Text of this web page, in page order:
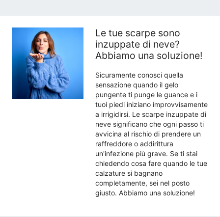
Le tue scarpe sono
inzuppate di neve?
Abbiamo una soluzione!
Sicuramente conosci quella
sensazione quando il gelo
pungente ti punge le guance e i
tuoi piedi iniziano improvvisamente
a irrigidirsi. Le scarpe inzuppate di
neve significano che ogni passo ti
avvicina al rischio di prendere un
raffreddore o addirittura
un'infezione più grave. Se ti stai
chiedendo cosa fare quando le tue
calzature si bagnano
completamente, sei nel posto
giusto. Abbiamo una soluzione!